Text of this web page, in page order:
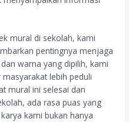
mural di sekolah, kami
pentingnya menjaga
warna yang dipilih, kami
lebih peduli
mural ini selesai dan
ada rasa puas yang
kami bukan hanya